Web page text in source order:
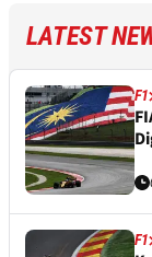
LATEST
F1
F1